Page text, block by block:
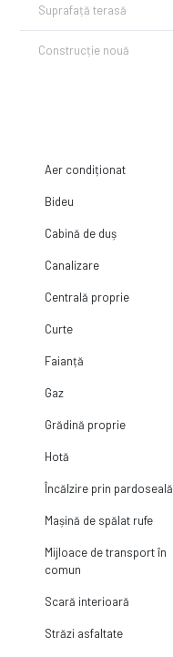
Suprafață terasă
Construcție nouă
Aer condiționat
Bideu
Cabină de duș
Canalizare
Centrală proprie
Curte
Faianță
Gaz
Grădină proprie
Hotă
Încălzire prin pardoseală
Mașină de spălat rufe
Mijloace de transport în
comun
Scară interioară
Străzi asfaltate